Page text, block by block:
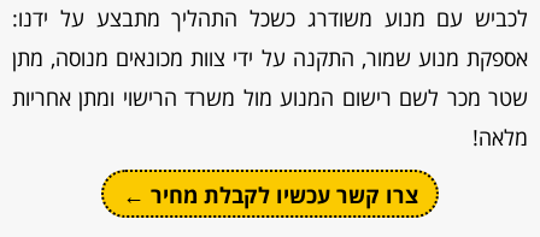
לכביש עם מנוע משודרג כשכל התהליך מתבצע על ידנו:
אספקת מנוע שמור, התקנה על ידי צוות מכונאים מנוסה, מתן
שטר מכר לשם רישום המנוע מול משרד הרישוי ומתן אחריות
מלאה!
צרו קשר עכשיו לקבלת מחיר ←